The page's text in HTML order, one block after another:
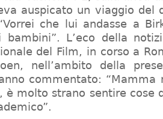
auspicato un viaggio del
che lui andasse a
bambini”. L’eco della
del Film, in corso a
nell’ambito della
commentato: “Mamma
è molto strano sentire cose